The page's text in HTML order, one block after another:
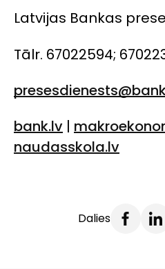
Latvijas Bankas
Tālr. 67022594;
bank.lv |
naudasskola.lv
Dalies